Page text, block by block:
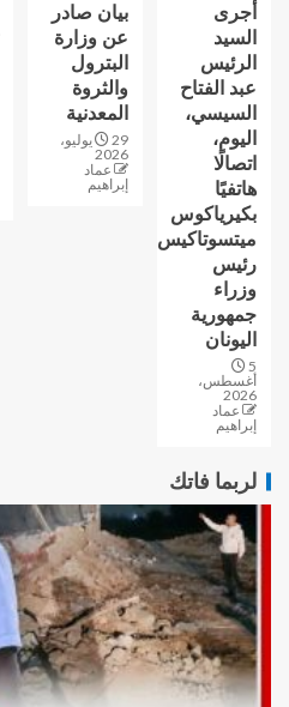
أجرى
السيد
الرئيس
عبد الفتاح
السيسي،
اليوم،
اتصالًا
هاتفيًا
بكيرياكوس
ميتسوتاكيس
رئيس
وزراء
جمهورية
اليونان
5
أغسطس،
2026
عماد
إبراهيم
بيان صادر
عن وزارة
البترول
والثروة
المعدنية
29 يوليو،
2026
عماد
إبراهيم
لربما فاتك